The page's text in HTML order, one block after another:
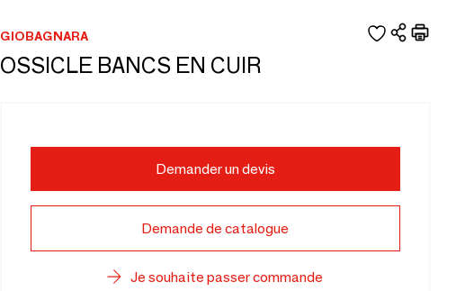
GIOBAGNARA
OSSICLE BANCS EN CUIR
Demander un devis
Demande de catalogue
Je souhaite passer commande